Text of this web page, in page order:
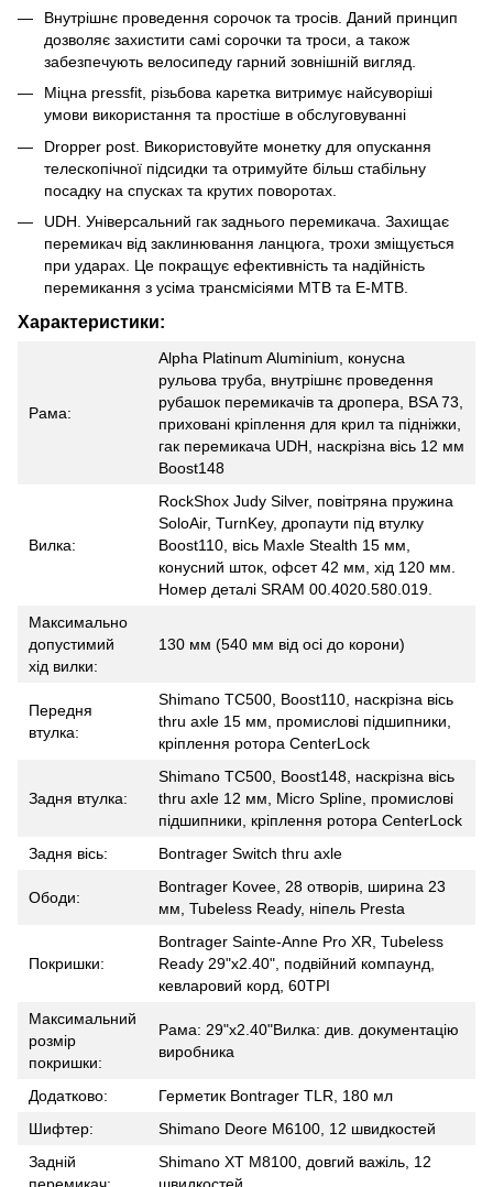
Внутрішнє проведення сорочок та тросів. Даний принцип
дозволяє захистити самі сорочки та троси, а також
забезпечують велосипеду гарний зовнішній вигляд.
Міцна pressfit, різьбова каретка витримує найсуворіші
умови використання та простіше в обслуговуванні
Dropper post. Використовуйте монетку для опускання
телескопічної підсидки та отримуйте більш стабільну
посадку на спусках та крутих поворотах.
UDH. Універсальний гак заднього перемикача. Захищає
перемикач від заклинювання ланцюга, трохи зміщується
при ударах. Це покращує ефективність та надійність
перемикання з усіма трансмісіями MTB та E-MTB.
Характеристики:
Рама:
Alpha Platinum Aluminium, конусна
рульова труба, внутрішнє проведення
рубашок перемикачів та дропера, BSA 73,
приховані кріплення для крил та підніжки,
гак перемикача UDH, наскрізна вісь 12 мм
Boost148
Вилка:
RockShox Judy Silver, повітряна пружина
SoloAir, TurnKey, дропаути під втулку
Boost110, вісь Maxle Stealth 15 мм,
конусний шток, офсет 42 мм, хід 120 мм.
Номер деталі SRAM 00.4020.580.019.
Максимально
допустимий
хід вилки:
130 мм (540 мм від осі до корони)
Передня
втулка:
Shimano TC500, Boost110, наскрізна вісь
thru axle 15 мм, промислові підшипники,
кріплення ротора CenterLock
Задня втулка:
Shimano TC500, Boost148, наскрізна вісь
thru axle 12 мм, Micro Spline, промислові
підшипники, кріплення ротора CenterLock
Задня вісь:
Bontrager Switch thru axle
Ободи:
Bontrager Kovee, 28 отворів, ширина 23
мм, Tubeless Ready, ніпель Presta
Покришки:
Bontrager Sainte-Anne Pro XR Tubeless
Ready 29"x2.40", подвійний компаунд,
кевларовий корд, 60TPI
Максимальний
розмір
покришки:
Рама: 29"x2.40"Вилка: див. документацію
виробника
Додатково:
Герметик Bontrager TLR, 180 мл
Шифтер:
Shimano Deore M6100, 12 швидкостей
Задній
Shimano XT M8100, довгий важіль, 12